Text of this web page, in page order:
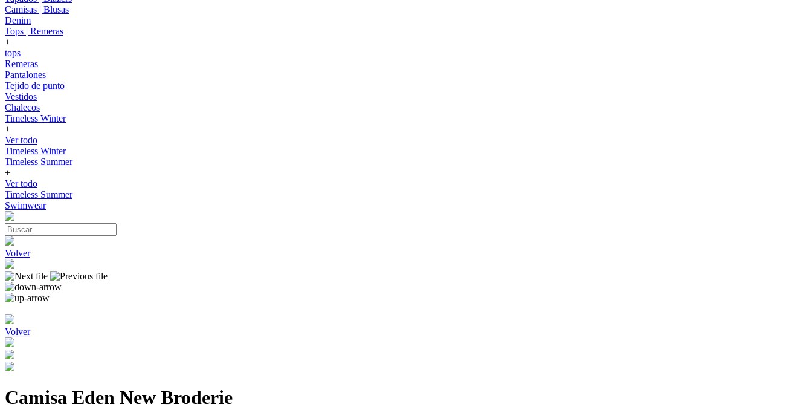
Camisas | Blusas
Denim
Tops | Remeras
+
tops
Remeras
Pantalones
Tejido de punto
Vestidos
Chalecos
Timeless Winter
+
Ver todo
Timeless Winter
Timeless Summer
+
Ver todo
Timeless Summer
Swimwear
Volver
Volver
Camisa Eden New Broderie